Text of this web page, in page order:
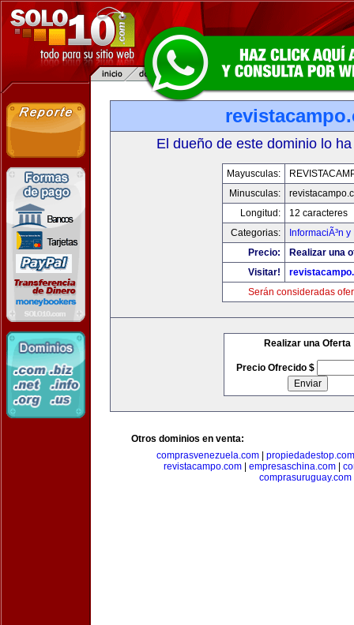
El dueño de este dominio lo
Mayusculas:
Minusculas:
Longitud:
12 caracteres
Categorias:
InformaciÃ³n
Precio:
Realizar una
Visitar!
Serán consideradas
Realizar una Oferta
Precio Ofrecido $
Otros dominios en venta:
comprasvenezuela.com
propiedadestop.com
revistacampo.com
empresaschina.com
comprasuruguay.com